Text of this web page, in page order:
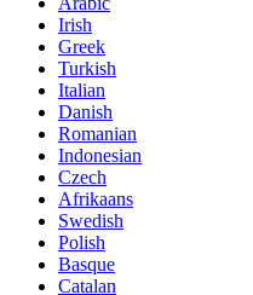
Irish
Greek
Turkish
Italian
Danish
Romanian
Indonesian
Czech
Afrikaans
Swedish
Polish
Basque
Catalan